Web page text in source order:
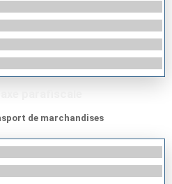
de marchandises